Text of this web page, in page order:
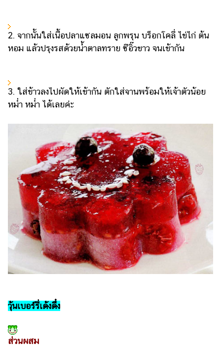
แอปฯ
ออนไลน์
เรียน
ติดต่อ
โฆษณา
แจ้ง
ปัญหา
ร่วม
งาน
กับ
เรา
2. จากนั้นใส่เนื้อปลาแซลมอน ลูกพรุน บร็อกโคลี่ ไข่ไก่ ต้น
หอม แล้วปรุงรสด้วยน้ำตาลทราย ซีอิ๊วขาว จนเข้ากัน
3. ใส่ข้าวลงไปผัดให้เข้ากัน ตักใส่จานพร้อมให้เจ้าตัวน้อย
หม่ำ หม่ำ ได้เลยค่ะ
วุ้นเบอร์รี่เด้งดึ๋ง
ส่วนผสม